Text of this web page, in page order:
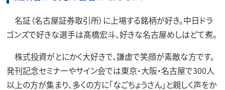
名証（名古屋証券取引所）に上場する銘柄が好き。中日ドラ
ゴンズで好きな選手は髙橋宏斗、好きな名古屋めしはどて煮。
株式投資がとにかく大好きで、謙虚で笑顔が素敵な方です。
発刊記念セミナーやサイン会では東京・大阪・名古屋で300人
以上の方が集まり、多くの方に「なごちょうさん」と親しく声をか